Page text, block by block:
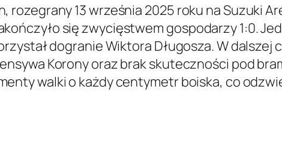
rozegrany 13 września 2025 roku na Suzuki
się zwycięstwem gospodarzy 1:0.
dogranie Wiktora Długosza. W dalszej
Korony oraz brak skuteczności pod
walki o każdy centymetr boiska, co